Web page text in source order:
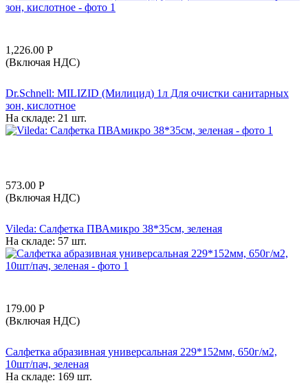
1,226.00 Р
(Включая НДС)
Dr.Schnell: MILIZID (Милицид) 1л Для очистки санитарных
зон, кислотное
На складе: 21 шт.
573.00 Р
(Включая НДС)
Vileda: Салфетка ПВАмикро 38*35см, зеленая
На складе: 57 шт.
179.00 Р
(Включая НДС)
Салфетка абразивная универсальная 229*152мм, 650г/м2,
10шт/пач, зеленая
На складе: 169 шт.